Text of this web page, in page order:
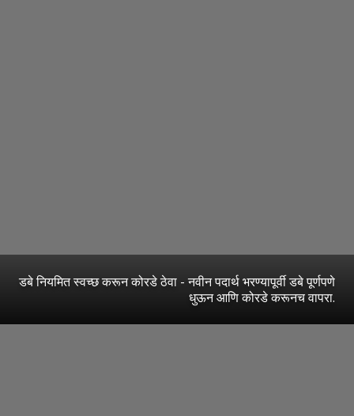
डबे नियमित स्वच्छ करून कोरडे ठेवा - नवीन पदार्थ भरण्यापूर्वी डबे पूर्णपणे
धुऊन आणि कोरडे करूनच वापरा.